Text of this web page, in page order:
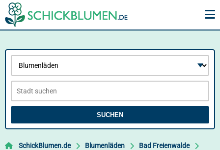
SUCHEN
SchickBlumen.de Blumenläden
Bad Freienwalde